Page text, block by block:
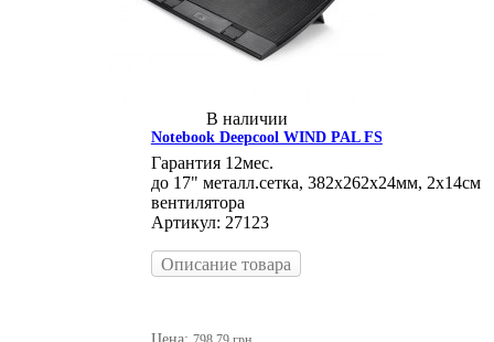
В наличии
Notebook Deepcool WIND PAL FS
Гарантия 12мес.
до 17" металл.сетка, 382х262х24мм, 2x14см
вентилятора
Артикул: 27123
Описание товара